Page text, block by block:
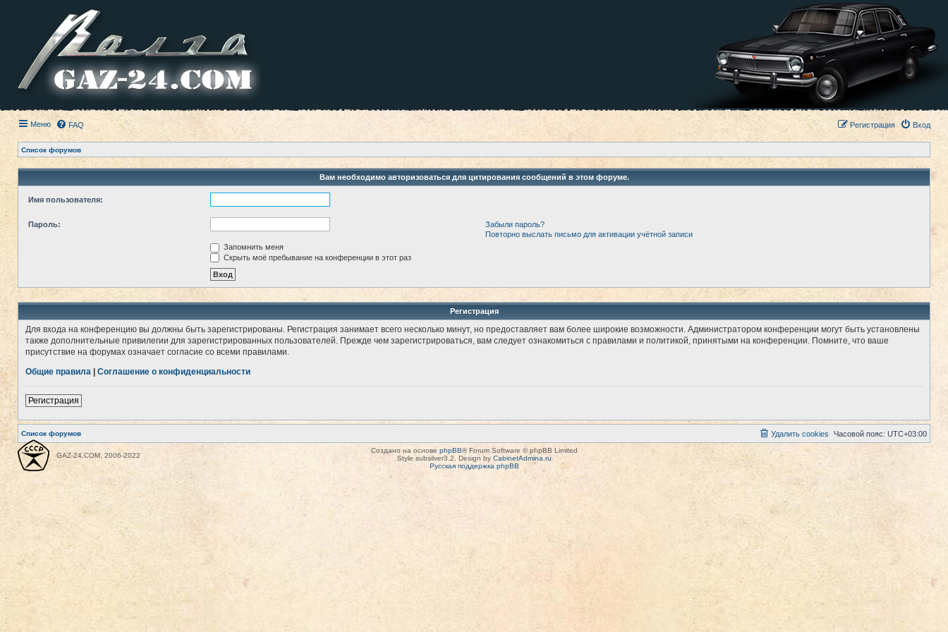
Меню FAQ Вход
Регистрация
Список форумов
Вам необходимо авторизоваться для цитирования сообщений в этом форуме.
Имя пользователя:
Пароль:
Забыли пароль?
Повторно выслать письмо для активации учётной записи
Запомнить меня
Скрыть моё пребывание на конференции в этот раз
Регистрация
Для входа на конференцию вы должны быть зарегистрированы. Регистрация занимает всего несколько минут, но предоставляет вам более широкие возможности. Администратором конференции могут быть установлены
также дополнительные привилегии для зарегистрированных пользователей. Прежде чем зарегистрироваться, вам следует ознакомиться с правилами и политикой, принятыми на конференции. Помните, что ваше
присутствие на форумах означает согласие со всеми правилами.
Общие правила
Соглашение о конфиденциальности
Регистрация
Список форумов Часовой пояс: UTC+03:00
Удалить cookies
GAZ-24.COM, 2006-2022
Создано на основе phpBB® Forum Software © phpBB Limited
Style subsilver3.2. Design by CabinetAdmina.ru
Русская поддержка phpBB